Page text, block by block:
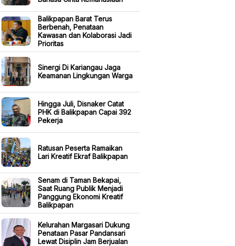
Balikpapan Barat Terus
Berbenah, Penataan
Kawasan dan Kolaborasi Jadi
Prioritas
Sinergi Di Kariangau Jaga
Keamanan Lingkungan Warga
Hingga Juli, Disnaker Catat
PHK di Balikpapan Capai 392
Pekerja
Ratusan Peserta Ramaikan
Lari Kreatif Ekraf Balikpapan
Senam di Taman Bekapai,
Saat Ruang Publik Menjadi
Panggung Ekonomi Kreatif
Balikpapan
Kelurahan Margasari Dukung
Penataan Pasar Pandansari
Lewat Disiplin Jam Berjualan